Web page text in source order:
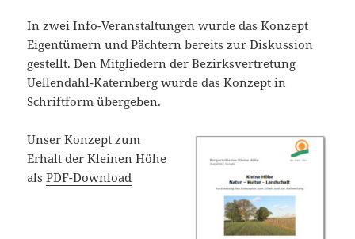
In zwei Info-Veranstaltungen wurde das Konzept
Eigentümern und Pächtern bereits zur Diskussion
gestellt. Den Mitgliedern der Bezirksvertretung
Uellendahl-Katernberg wurde das Konzept in
Schriftform übergeben.
Unser Konzept zum
Erhalt der Kleinen Höhe
alsPDF-Download